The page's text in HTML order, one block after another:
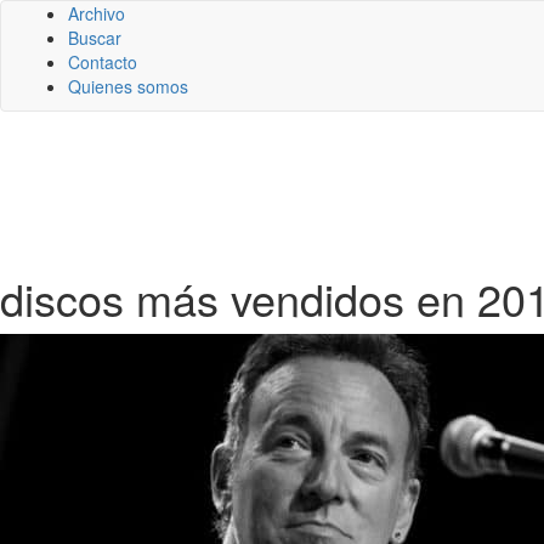
Archivo
Buscar
Contacto
Quienes somos
discos más vendidos en